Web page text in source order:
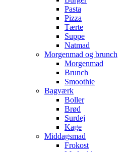
Pasta
Pizza
Tærte
Suppe
Natmad
Morgenmad og brunch
Morgenmad
Brunch
Smoothie
Bagværk
Boller
Brød
Surdej
Kage
Middagsmad
Frokost